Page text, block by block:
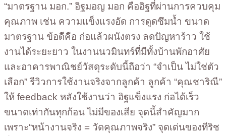
“มาตรฐาน มอก.” อิฐมอญ มอก คืออิฐที่ผ่านการควบคุม
คุณภาพ เช่น ความแข็งแรงอัด การดูดซึมน้ำ ขนาด
มาตรฐาน ข้อดีคือ ก่อแล้วผนังตรง ลดปัญหาร้าว ใช้
งานได้ระยะยาว ในงานนวมินทร์ที่มีทั้งบ้านพักอาศัย
และอาคารพาณิชย์วัสดุระดับนี้ถือว่า “จำเป็น ไม่ใช่ตัว
เลือก” รีวิวการใช้งานจริงจากลูกค้า ลูกค้า “คุณชาริณี”
ให้ feedback หลังใช้งานว่า อิฐแข็งแรง ก่อได้เร็ว
ขนาดเท่ากันทุกก้อน ไม่มีของเสีย จุดนี้สำคัญมาก
เพราะ“หน้างานจริง = วัดคุณภาพจริง” จุดเด่นของทีริช